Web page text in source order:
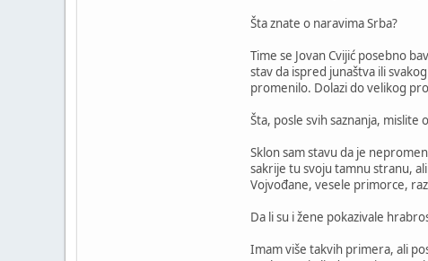
Šta znate o naravima Srba?
Time se Jovan Cvijić posebno
stav da ispred junaštva ili
promenilo. Dolazi do velikog
Šta, posle svih saznanja, mislite
Sklon sam stavu da je
sakrije tu svoju tamnu stranu,
Vojvođane, vesele primorce,
Da li su i žene pokazivale
Imam više takvih primera, ali